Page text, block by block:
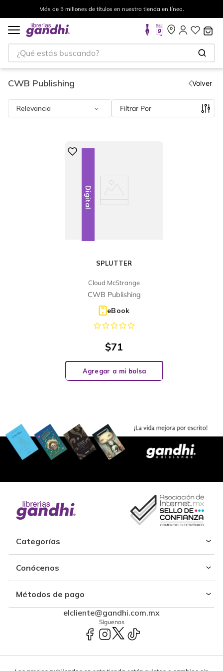
Más de 5 millones de títulos en nuestra tienda en línea.
¿Qué estás buscando?
CWB Publishing Volver
Relevancia Filtrar
Digital
SPLUTTER
Cloud McStrange
CWB Publishing
eBook
$71
Agregar a mi bolsa
Categorías
Conócenos
Métodos de pago
elcliente@gandhi.com.mx
Síguenos